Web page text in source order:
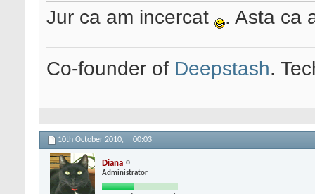
Jur ca am incercat . Asta ca
Co-founder of Deepstash.
10th October 2010, 00:03
Diana
Administrator